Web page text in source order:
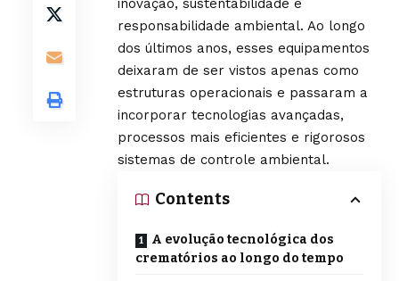
responsabilidade ambiental. Ao longo
dos últimos anos, esses equipamentos
deixaram de ser vistos apenas como
estruturas operacionais e passaram a
incorporar tecnologias avançadas,
processos mais eficientes e rigorosos
sistemas de controle ambiental.
Contents
A evolução tecnológica dos
crematórios ao longo do tempo